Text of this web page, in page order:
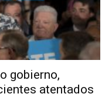
gobierno,
atentados